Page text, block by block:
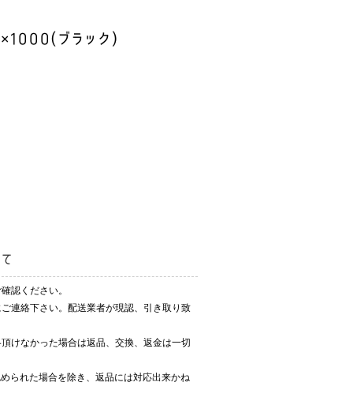
ブラック)
認ください。
連絡下さい。配送業者が現認、引き取り致
けなかった場合は返品、交換、返金は一切
られた場合を除き、返品には対応出来かね